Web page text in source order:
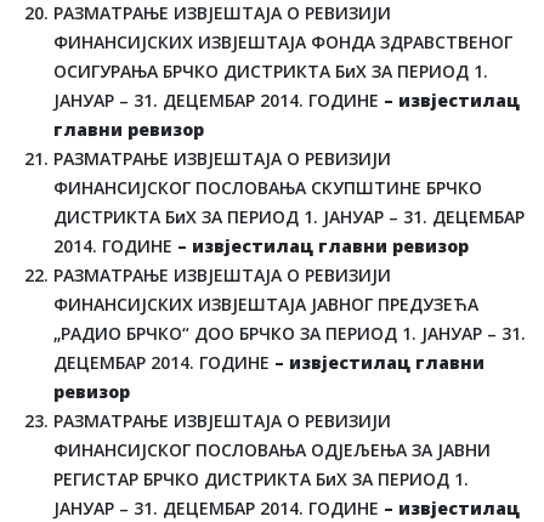
РАЗМАТРАЊЕ ИЗВЈЕШТАЈА О РЕВИЗИЈИ
ФИНАНСИЈСКИХ ИЗВЈЕШТАЈА ФОНДА ЗДРАВСТВЕНОГ
ОСИГУРАЊА БРЧКО ДИСТРИКТА БиХ ЗА ПЕРИОД 1.
ЈАНУАР – 31. ДЕЦЕМБАР 2014. ГОДИНЕ – извјестилац
главни ревизор
РАЗМАТРАЊЕ ИЗВЈЕШТАЈА О РЕВИЗИЈИ
ФИНАНСИЈСКОГ ПОСЛОВАЊА СКУПШТИНЕ БРЧКО
ДИСТРИКТА БиХ ЗА ПЕРИОД 1. ЈАНУАР – 31. ДЕЦЕМБАР
2014. ГОДИНЕ – извјестилац главни ревизор
РАЗМАТРАЊЕ ИЗВЈЕШТАЈА О РЕВИЗИЈИ
ФИНАНСИЈСКИХ ИЗВЈЕШТАЈА ЈАВНОГ ПРЕДУЗЕЋА
„РАДИО БРЧКО“ ДОО БРЧКО ЗА ПЕРИОД 1. ЈАНУАР – 31.
ДЕЦЕМБАР 2014. ГОДИНЕ – извјестилац главни
ревизор
РАЗМАТРАЊЕ ИЗВЈЕШТАЈА О РЕВИЗИЈИ
ФИНАНСИЈСКОГ ПОСЛОВАЊА ОДЈЕЉЕЊА ЗА ЈАВНИ
РЕГИСТАР БРЧКО ДИСТРИКТА БиХ ЗА ПЕРИОД 1.
ЈАНУАР – 31. ДЕЦЕМБАР 2014. ГОДИНЕ – извјестилац